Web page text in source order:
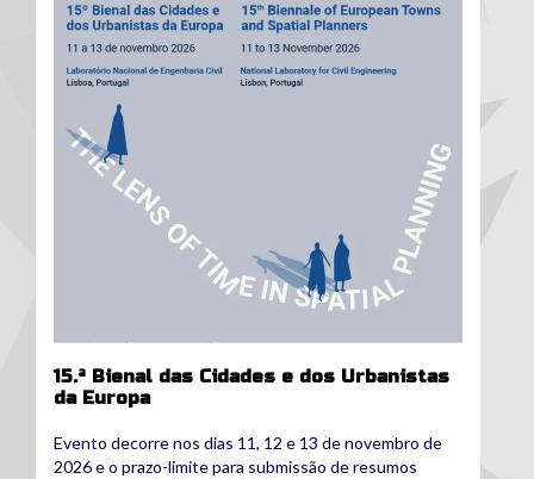
15.ª Bienal das Cidades e dos Urbanistas
da Europa
Evento decorre nos dias 11, 12 e 13 de novembro de
2026 e o prazo-limite para submissão de resumos